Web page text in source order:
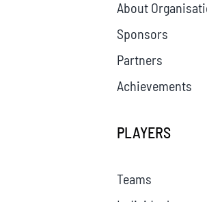
About
Sponsors
Partners
Achievements
PLAYERS
Teams